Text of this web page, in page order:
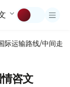
际运输路线/中间走廊
咨文